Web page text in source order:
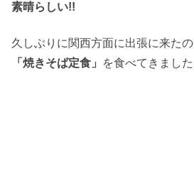
素晴らしい!!
久しぶりに関西方面に出張に来た
「焼きそば定食」
を食べてきました